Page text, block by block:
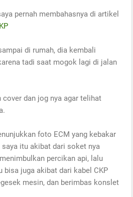
pernah membahasnya di artikel
di rumah, dia kembali
tadi saat mogok lagi di jalan
dan jog nya agar telihat
foto ECM yang kebakar
itu akibat dari soket nya
percikan api, lalu
bisa juga akibat dari kabel CKP
mesin, dan berimbas konslet